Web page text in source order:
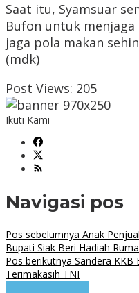
Saat itu, Syamsuar
Bufon untuk
jaga pola makan
(mdk)
Post Views: 205
Ikuti Kami
Navigasi pos
Pos sebelumnya Anak
Bupati Siak Beri Hadiah
Pos berikutnya Sandera KKB
Terimakasih TNI